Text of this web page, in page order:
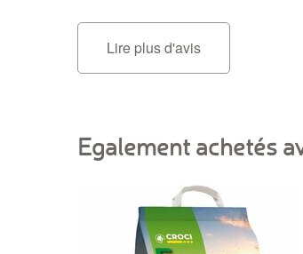
Lire plus d'avis
Egalement achetés